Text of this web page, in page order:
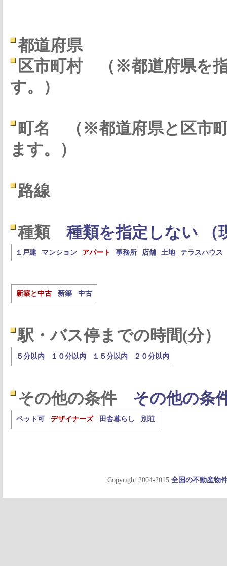
都道府県
区市町村
（※都道府県を
す。）
町名
（※都道府県と区市
ます。）
路線
種類 種類を指定しない （
１戸建 マンション アパート 事務所 店舗 土地 テラスハウス
新築と中古 新築 中古
駅・バス停までの時間(分）
５分以内 １０分以内 １５分以内 ２０分以内
その他の条件 その他の条
ペット可 デザイナーズ 田舎暮らし 別荘
Copyright 2004-2015 全国の不動産物